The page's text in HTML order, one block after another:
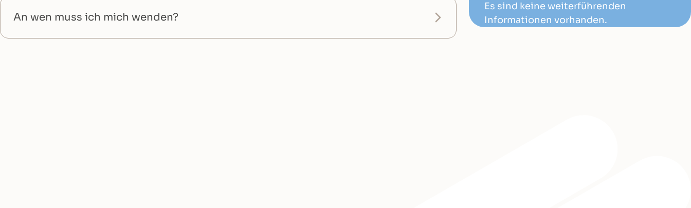
An wen muss ich mich wenden?
Es sind keine weiterführenden
Informationen vorhanden.